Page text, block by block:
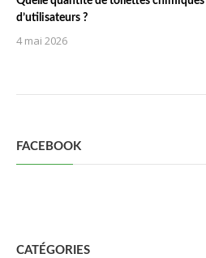
d’utilisateurs ?
4 mai 2026
FACEBOOK
CATÉGORIES